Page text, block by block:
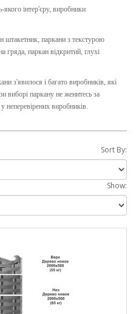
інтер'єру, виробники
штакетник, паркани з текстурою
гряда, паркан відкритий, глухі
з'явилося і багато виробників, які
виборі паркану не женитесь за
неперевірених виробників.
Sort By:
Show: